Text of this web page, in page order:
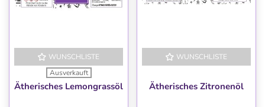
WUNSCHLISTE
Ausverkauft
Ätherisches Lemongrassöl
WUNSCHLISTE
Ätherisches Zitronenöl